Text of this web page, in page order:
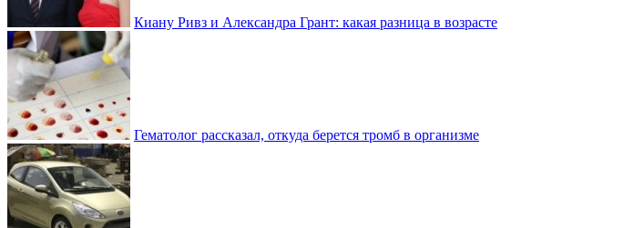
Киану Ривз и Александра Грант: какая разница в возрасте
Гематолог рассказал, откуда берется тромб в организме